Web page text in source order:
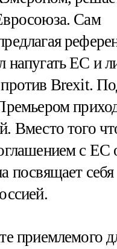
Сам
напугать ЕС и
Brexit.
Вместо того
с ЕС
посвящает себя
приемлемого